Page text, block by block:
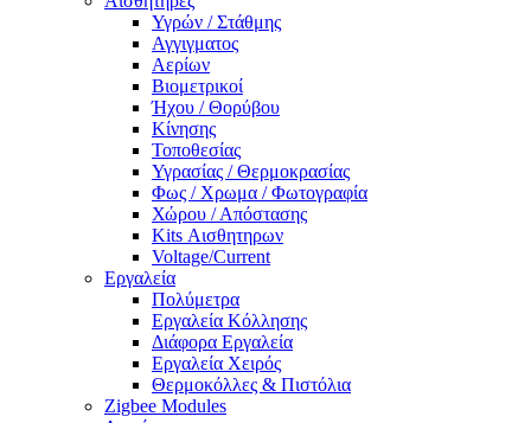
Υγρών / Στάθμης
Αγγιγματος
Αερίων
Βιομετρικοί
Ήχου / Θορύβου
Κίνησης
Τοποθεσίας
Υγρασίας / Θερμοκρασίας
Φως / Χρωμα / Φωτογραφία
Χώρου / Απόστασης
Kits Αισθητηρων
Voltage/Current
Εργαλεία
Πολύμετρα
Εργαλεία Κόλλησης
Διάφορα Εργαλεία
Εργαλεία Χειρός
Θερμοκόλλες & Πιστόλια
Zigbee Modules